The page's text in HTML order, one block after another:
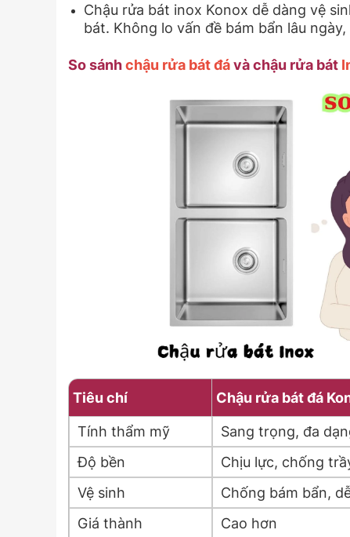
Chậu rửa bát inox Konox dễ dàng vệ
bát. Không lo vấn đề bám bẩn lâu
So sánhchậu rửa bát đávà chậu rửa bát
Tiêu chí Chậu rửa bát đá
Tính thẩm mỹ Sang trọng, đa
Độ bền
Chịu lực, chống
Vệ sinh
Chống bám bẩn,
Giá thành
Cao hơn